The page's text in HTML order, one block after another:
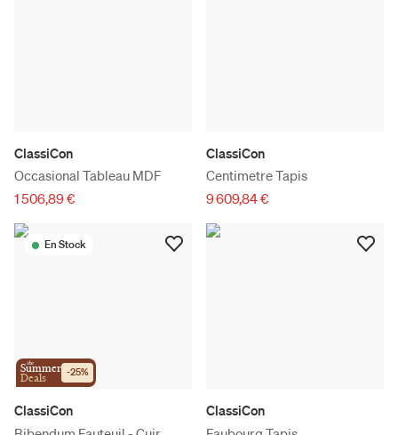
ClassiCon
Occasional Tableau MDF
1 506,89 €
ClassiCon
Centimetre Tapis
9 609,84 €
En Stock
the
Summer
Deals -25%
ClassiCon
ClassiCon